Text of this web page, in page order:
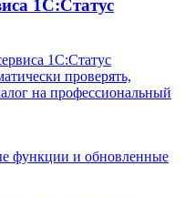
1С:Статус
1С:Статус
проверять,
на профессиональный